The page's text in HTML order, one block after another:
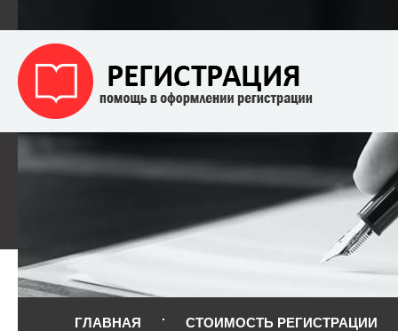
ГЛАВНАЯ СТОИМОСТЬ РЕГИСТРАЦИИ